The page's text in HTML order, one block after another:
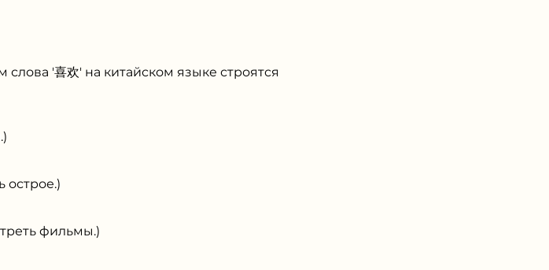
'喜欢' на китайском языке строятся
острое.)
фильмы.)